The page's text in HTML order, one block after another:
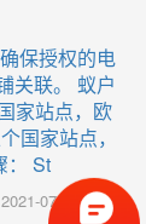
保授权的电
关联。 蚁户
家站点，欧
国家站点，
： St
2021-07-07 16:40